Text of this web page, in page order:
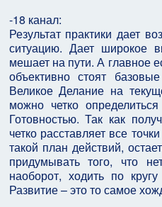
-18 канал:
Результат практики дает
ситуацию. Дает широкое
мешает на пути. А главное
объективно стоят
Великое Делание на
можно четко
Готовностью. Так как
четко расставляет все
такой план действий,
придумывать того, что
наоборот, ходить по
Развитие – это то самое